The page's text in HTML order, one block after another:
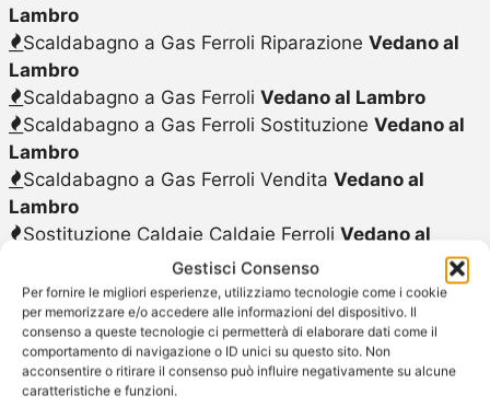
Gestisci Consenso
Per fornire le migliori esperienze, utilizziamo tecnologie come i cookie
per memorizzare e/o accedere alle informazioni del dispositivo. Il
consenso a queste tecnologie ci permetterà di elaborare dati come il
comportamento di navigazione o ID unici su questo sito. Non
acconsentire o ritirare il consenso può influire negativamente su alcune
caratteristiche e funzioni.
Lambro
Scaldabagno a Gas Ferroli Riparazione Vedano al
Lambro
Scaldabagno a Gas Ferroli Vedano al Lambro
Scaldabagno a Gas Ferroli Sostituzione Vedano al
Lambro
Scaldabagno a Gas Ferroli Vendita Vedano al
Lambro
Sostituzione Caldaie Caldaie Ferroli Vedano al
Sostituzione Caldaie Caldaie Ferroli Costo Vedano
al Lambro
Sostituzione Caldaie Caldaie FerroliVedano al
Lambro
Sostituzione Caldaie Caldaie Ferroli Preventivo